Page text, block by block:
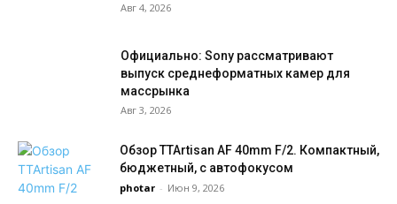
NIKKOR Z 24-70mm f/2.8 S II: сравнение с
Hollyland Lyra: вебкамера, которая может
заменить полноценную камеру?
13:03
Canon R6 Mark III — ЛУЧШАЯ камера 2025?
29:33
Nikon ZR: кинокамера уровня RED за 140
тысяч? Большой обзор
22:36
Авг 4, 2026
Официально: Sony рассматривают
выпуск среднеформатных камер для
массрынка
Авг 3, 2026
Обзор TTArtisan AF 40mm F/2. Компактный,
бюджетный, с автофокусом
photar - Июн 9, 2026